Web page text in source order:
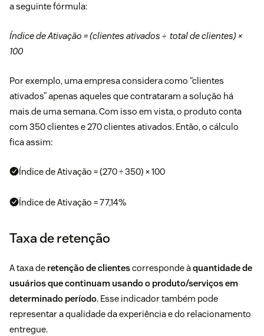
a seguinte fórmula:
Índice de Ativação = (clientes ativados ÷ total de clientes) ×
100
Por exemplo, uma empresa considera como “clientes
ativados” apenas aqueles que contrataram a solução há
mais de uma semana. Com isso em vista, o produto conta
com 350 clientes e 270 clientes ativados. Então, o cálculo
fica assim:
Índice de Ativação = (270 ÷ 350) × 100
Índice de Ativação = 77,14%
Taxa de retenção
A taxa de retenção de clientescorresponde àquantidade de
usuários que continuam usando o produto/serviços em
determinado período. Esse indicador também pode
representar a qualidade da experiência e do relacionamento
entregue.